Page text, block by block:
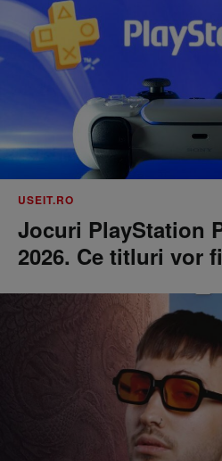
USEIT.RO
Jocuri PlayStation
2026. Ce titluri vor